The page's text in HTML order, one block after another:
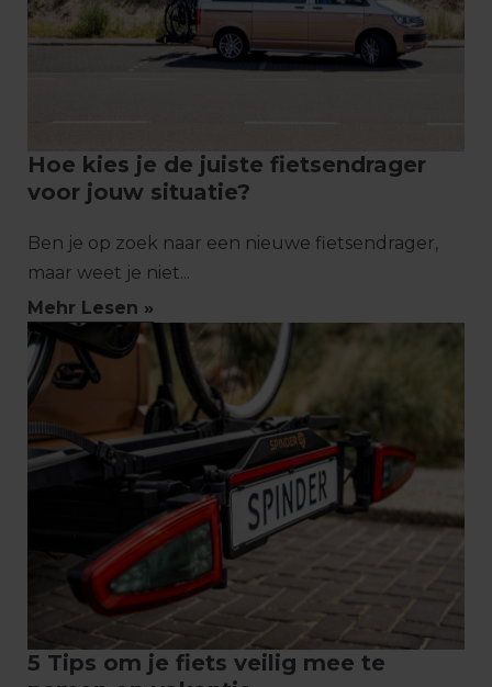
Hoe kies je de juiste fietsendrager
voor jouw situatie?
Ben je op zoek naar een nieuwe fietsendrager,
maar weet je niet...
Mehr Lesen »
5 Tips om je fiets veilig mee te